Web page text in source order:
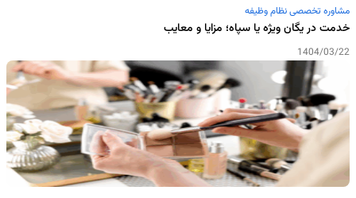
مشاوره تخصصی نظام وظیفه
خدمت در یگان ویژه یا سپاه؛ مزایا و معایب
1404/03/22